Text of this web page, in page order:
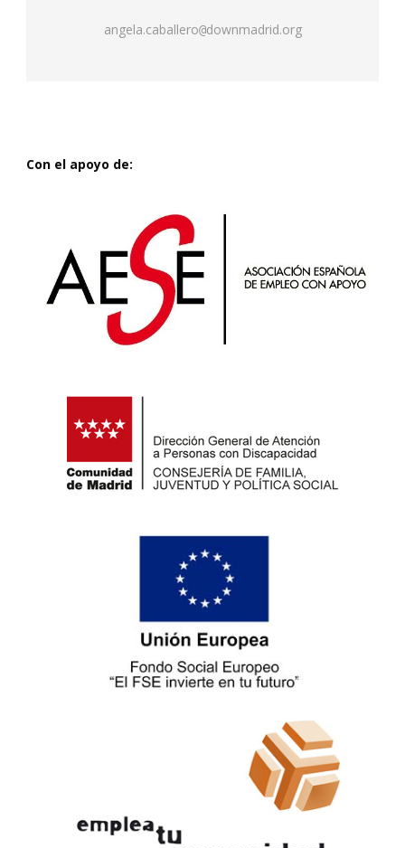
angela.caballero@downmadrid.org
Con el apoyo de: